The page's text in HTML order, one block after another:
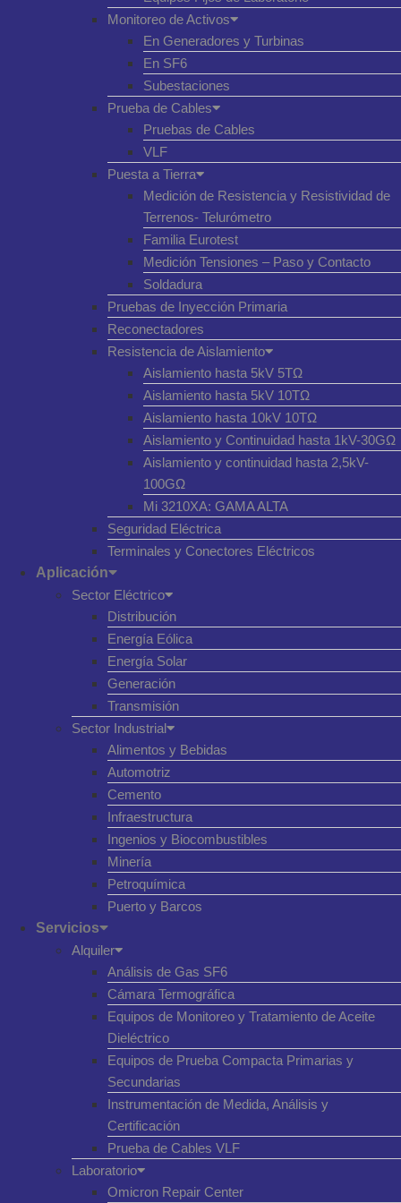
Monitoreo de Activos
En Generadores y Turbinas
En SF6
Subestaciones
Prueba de Cables
Pruebas de Cables
VLF
Puesta a Tierra
Medición de Resistencia y Resistividad de
Terrenos- Telurómetro
Familia Eurotest
Medición Tensiones – Paso y Contacto
Soldadura
Pruebas de Inyección Primaria
Reconectadores
Resistencia de Aislamiento
Aislamiento hasta 5kV 5TΩ
Aislamiento hasta 5kV 10TΩ
Aislamiento hasta 10kV 10TΩ
Aislamiento y Continuidad hasta 1kV-30GΩ
Aislamiento y continuidad hasta 2,5kV-
100GΩ
Mi 3210XA: GAMA ALTA
Seguridad Eléctrica
Terminales y Conectores Eléctricos
Aplicación
Sector Eléctrico
Distribución
Energía Eólica
Energía Solar
Generación
Transmisión
Sector Industrial
Alimentos y Bebidas
Automotriz
Cemento
Infraestructura
Ingenios y Biocombustibles
Minería
Petroquímica
Puerto y Barcos
Servicios
Alquiler
Análisis de Gas SF6
Cámara Termográfica
Equipos de Monitoreo y Tratamiento de Aceite
Dieléctrico
Equipos de Prueba Compacta Primarias y
Secundarias
Instrumentación de Medida, Análisis y
Certificación
Prueba de Cables VLF
Laboratorio
Omicron Repair Center